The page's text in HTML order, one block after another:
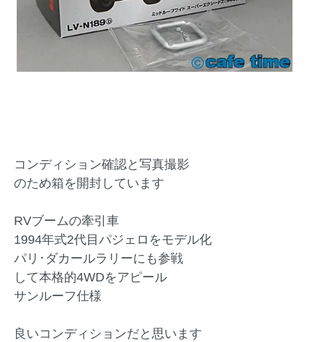
コンディション確認と写真撮影
のため箱を開封しています
RVブームの牽引車
1994年式2代目パジェロをモデル化
パリ･ダカールラリーにも参戦
して本格的4WDをアピール
サンルーフ仕様
良いコンディションだと思います